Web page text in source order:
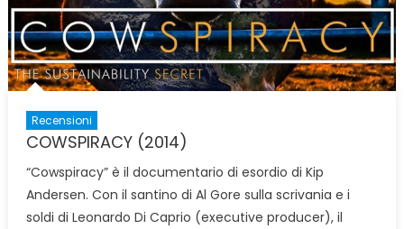
Recensioni
COWSPIRACY (2014)
“Cowspiracy” è il documentario di esordio di Kip
Andersen. Con il santino di Al Gore sulla scrivania e i
soldi di Leonardo Di Caprio (executive producer), il